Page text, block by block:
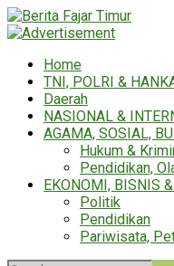
Home
TNI, POLRI &
Daerah
NASIONAL &
AGAMA, SOSIAL,
Hukum &
Pendidikan,
EKONOMI, BISNIS
Politik
Pendidikan
Pariwisata,